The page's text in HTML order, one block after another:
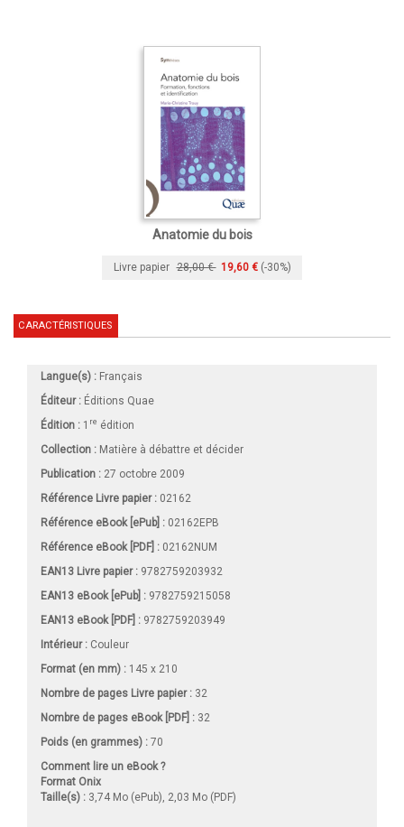
Anatomie du bois
Livre papier 28,00 € 19,60 € (-30%)
CARACTÉRISTIQUES
Langue(s) : Français
Éditeur : Éditions Quae
Édition : 1 re édition
Collection : Matière à débattre et décider
Publication : 27 octobre 2009
Référence Livre papier : 02162
Référence eBook [ePub] : 02162EPB
Référence eBook [PDF] : 02162NUM
EAN13 Livre papier : 9782759203932
EAN13 eBook [ePub] : 9782759215058
EAN13 eBook [PDF] : 9782759203949
Intérieur : Couleur
Format (en mm) : 145 x 210
Nombre de pages Livre papier: 32
Nombre de pages eBook [PDF] : 32
Poids (en grammes) : 70
Comment lire un eBook ?
Format Onix
Taille(s) : 3,74 Mo (ePub), 2,03 Mo (PDF)